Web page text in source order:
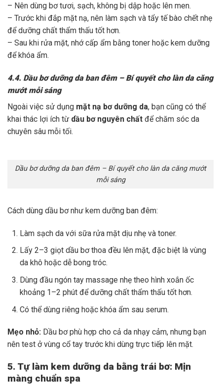
– Nên dùng bơ tươi, sạch, không bị dập hoặc lên men.
– Trước khi đắp mặt nạ, nên làm sạch và tẩy tế bào chết nhẹ
để dưỡng chất thẩm thấu tốt hơn.
– Sau khi rửa mặt, nhớ cấp ẩm bằng toner hoặc kem dưỡng
để khóa ẩm.
4.4. Dầu bơ dưỡng da ban đêm – Bí quyết cho làn da căng
mướt mỗi sáng
Ngoài việc sử dụng mặt nạ bơ dưỡng da, bạn cũng có thể
khai thác lợi ích từ dầu bơ nguyên chất để chăm sóc da
chuyên sâu mỗi tối.
Dầu bơ dưỡng da ban đêm – Bí quyết cho làn da căng mướt
mỗi sáng
Cách dùng dầu bơ như kem dưỡng ban đêm:
Làm sạch da với sữa rửa mặt dịu nhẹ và toner.
Lấy 2–3 giọt dầu bơ thoa đều lên mặt, đặc biệt là vùng
da khô hoặc dễ bong tróc.
Dùng đầu ngón tay massage nhẹ theo hình xoắn ốc
khoảng 1–2 phút để dưỡng chất thẩm thấu tốt hơn.
Có thể dùng riêng hoặc khóa ẩm sau serum.
Mẹo nhỏ: Dầu bơ phù hợp cho cả da nhạy cảm, nhưng bạn
nên test ở vùng cổ tay trước khi dùng trực tiếp lên mặt.
5. Tự làm kem dưỡng da bằng trái bơ: Mịn
màng chuẩn spa